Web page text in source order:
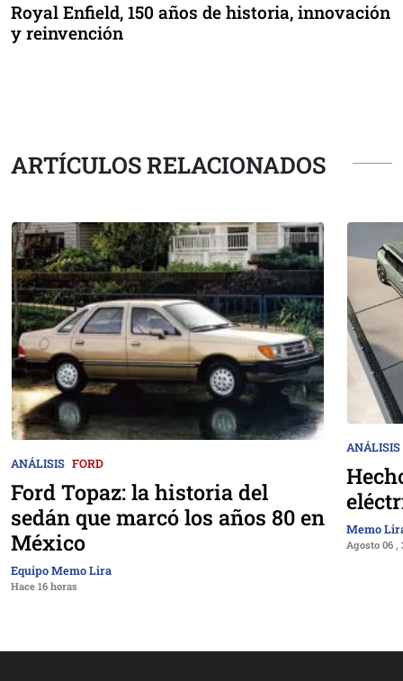
Royal Enfield, 150 años de historia, innovación
y reinvención
ARTÍCULOS RELACIONADOS
ANÁLISIS FORD
Ford Topaz: la historia del
sedán que marcó los años 80 en
México
Equipo Memo Lira
Hace 16 horas
ANÁLISIS
Memo
Agosto 06 ,